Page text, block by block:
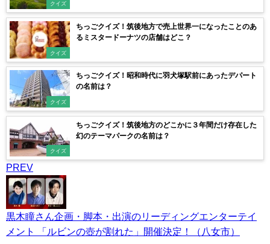
クイズ
クイズ
ちっごクイズ！筑後地方で売上世界一になったことのあ
るミスタードーナツの店舗はどこ？
クイズ
ちっごクイズ！昭和時代に羽犬塚駅前にあったデパート
の名前は？
クイズ
ちっごクイズ！筑後地方のどこかに３年間だけ存在した
幻のテーマパークの名前は？
PREV
黒木瞳さん企画・脚本・出演のリーディングエンターテイ
メント 「ルビンの壺が割れた」開催決定！（八女市）